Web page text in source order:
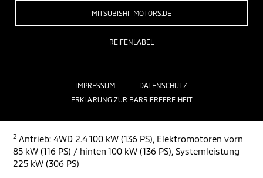
MITSUBISHI-MOTORS.DE
REIFENLABEL
IMPRESSUM
DATENSCHUTZ
ERKLÄRUNG ZUR BARRIEREFREIHEIT
2 Antrieb: 4WD 2.4 100 kW (136 PS), Elektromotoren vorn
85 kW (116 PS) / hinten 100 kW (136 PS), Systemleistung
225 kW (306 PS)